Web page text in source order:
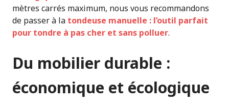
mètres carrés maximum, nous vous recommandons
de passer à la tondeuse manuelle : l’outil parfait
pour tondre à pas cher et sans polluer.
Du mobilier durable :
économique et écologique